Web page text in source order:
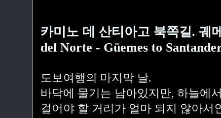
카미노 데 산티아고 북쪽길. 궤
del Norte - Güemes to
도보여행의 마지막 날.
바닥에 물기는 남아있지만, 하늘에
걸어야 할 거리가 얼마 되지 않아서